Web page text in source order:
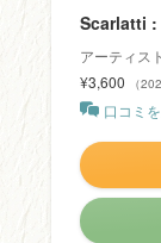
Scarlatti :
アーティス
¥3,600
（
口コミ